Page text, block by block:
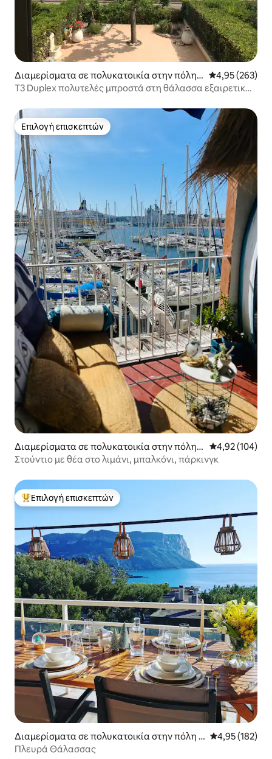
Διαμερίσματα σε πολυκατοικία στην πόλη L
a Ciotat
Μέση
4,95 (263)
T3 Duplex πολυτελές μπροστά στη θάλασσα εξαιρετική
Επιλογή επισκεπτών
Επιλογή επισκεπτών
Διαμερίσματα σε πολυκατοικία στην πόλη Τ
ουλόν
Μέση
4,92 (104)
Στούντιο με θέα στο λιμάνι, μπαλκόνι, πάρκινγκ
Κορυφαία επιλογή επισκεπτών
Επιλογή επισκεπτών
Διαμερίσματα σε πολυκατοικία στην πόλη C
assis
Μέση
4,95 (182)
Πλευρά Θάλασσας